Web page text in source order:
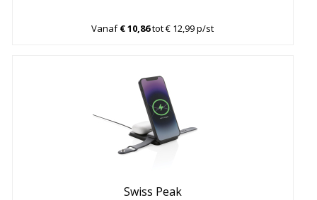
Vanaf€ 10,86tot € 12,99 p/st
Swiss Peak